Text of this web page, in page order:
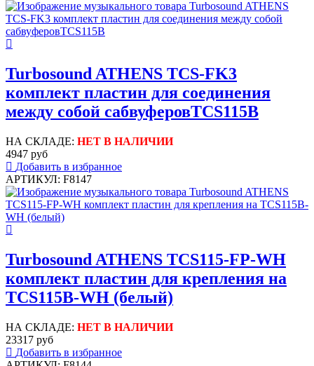
Turbosound ATHENS TCS-FK3
комплект пластин для соединения
между собой сабвуферовTCS115B
НА СКЛАДЕ: НЕТ В НАЛИЧИИ
4947 руб
Добавить в избранное
АРТИКУЛ: F8147
Turbosound ATHENS TCS115-FP-WH
комплект пластин для крепления на
TCS115B-WH (белый)
НА СКЛАДЕ: НЕТ В НАЛИЧИИ
23317 руб
Добавить в избранное